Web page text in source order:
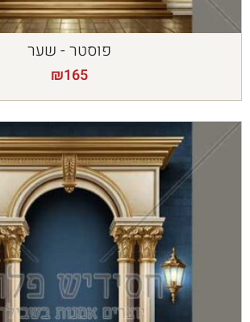
פוסטר - שער
₪165